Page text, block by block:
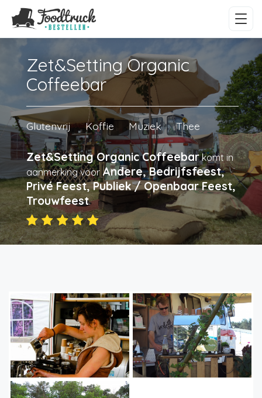
Zet&Setting Organic
Coffeebar
Glutenvrij Koffie Muziek Thee
Zet&Setting Organic Coffeebarkomt in
aanmerking voor Andere, Bedrijfsfeest,
Privé Feest, Publiek / Openbaar Feest,
Trouwfeest.